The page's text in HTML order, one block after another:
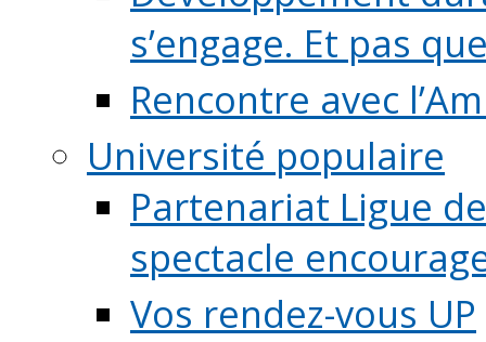
s’engage. Et pas
Rencontre avec
Université populaire
Partenariat Ligue
spectacle
Vos rendez-vous UP